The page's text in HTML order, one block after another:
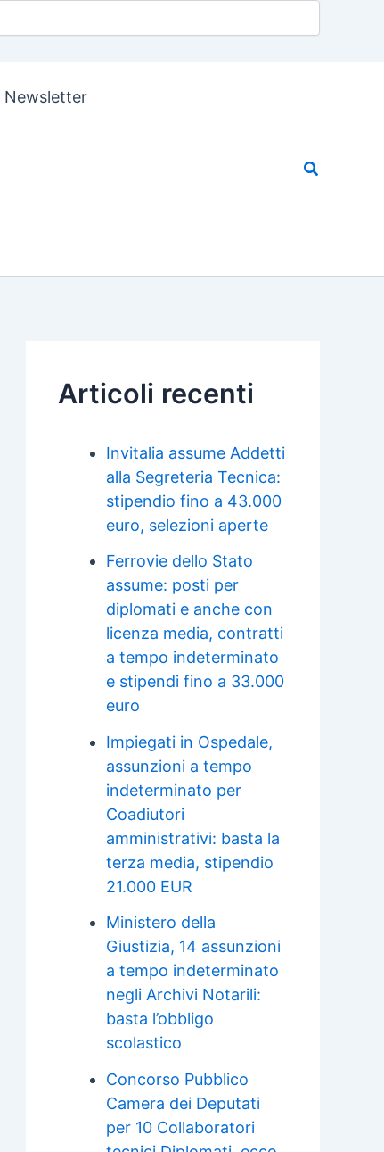
Newsletter
Articoli recenti
Invitalia assume Addetti
alla Segreteria Tecnica:
stipendio fino a 43.000
euro, selezioni aperte
Ferrovie dello Stato
assume: posti per
diplomati e anche con
licenza media, contratti
a tempo indeterminato
e stipendi fino a 33.000
euro
Impiegati in Ospedale,
assunzioni a tempo
indeterminato per
Coadiutori
amministrativi: basta la
terza media, stipendio
21.000 EUR
Ministero della
Giustizia, 14 assunzioni
a tempo indeterminato
negli Archivi Notarili:
basta l’obbligo
scolastico
Concorso Pubblico
Camera dei Deputati
per 10 Collaboratori